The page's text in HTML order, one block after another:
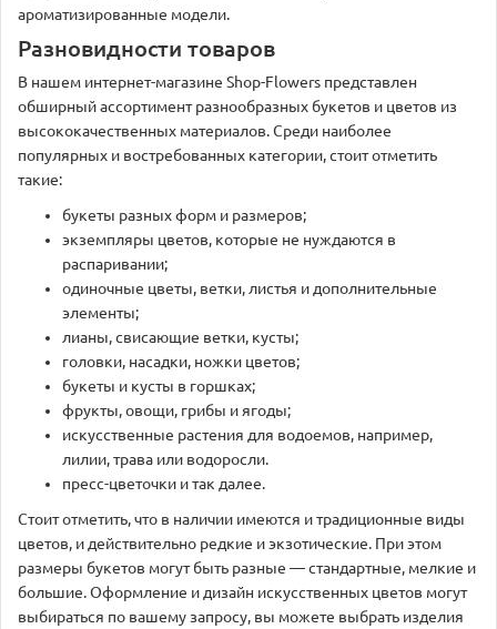
ароматизированные модели.
Разновидности товаров
В нашем интернет-магазине Shop-Flowers представлен
обширный ассортимент разнообразных букетов и цветов из
высококачественных материалов. Среди наиболее
популярных и востребованных категории, стоит отметить
такие:
букеты разных форм и размеров;
экземпляры цветов, которые не нуждаются в
распаривании;
одиночные цветы, ветки, листья и дополнительные
элементы;
лианы, свисающие ветки, кусты;
головки, насадки, ножки цветов;
букеты и кусты в горшках;
фрукты, овощи, грибы и ягоды;
искусственные растения для водоемов, например,
лилии, трава или водоросли.
пресс-цветочки и так далее.
Стоит отметить, что в наличии имеются и традиционные виды
цветов, и действительно редкие и экзотические. При этом
размеры букетов могут быть разные — стандартные, мелкие и
большие. Оформление и дизайн искусственных цветов могут
выбираться по вашему запросу, вы можете выбрать изделия